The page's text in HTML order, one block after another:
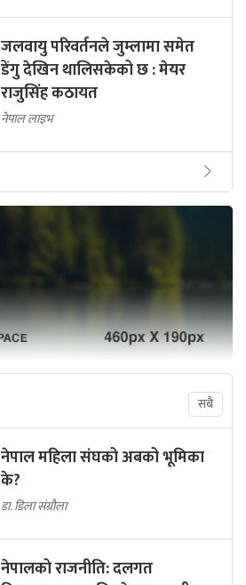
जलवायु परिवर्तनले जुम्लामा समेत
डेंगु देखिन थालिसकेको छ : मेयर
राजुसिंह कठायत
नेपाल लाइभ
सबै
नेपाल महिला संघको अबको भूमिका
के?
डा. डिला संग्रौला
नेपालको राजनीति: दलगत